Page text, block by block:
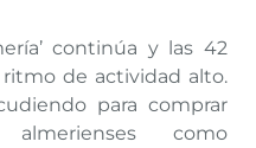
continúa y las 42
de actividad alto.
para comprar
como